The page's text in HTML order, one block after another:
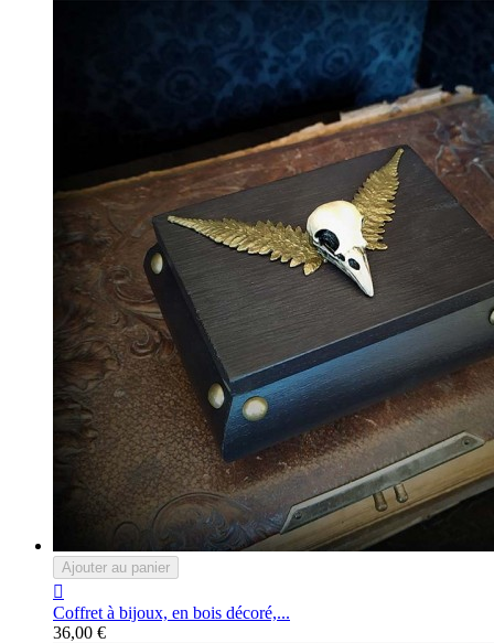
Ajouter au panier

Coffret à bijoux, en bois décoré,...
36,00 €